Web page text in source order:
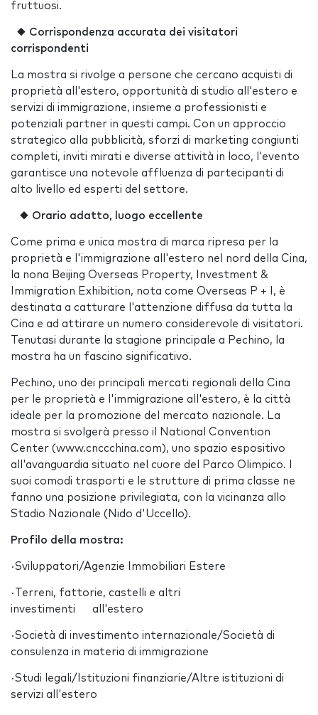
fruttuosi.
◆ Corrispondenza accurata dei visitatori
corrispondenti
La mostra si rivolge a persone che cercano acquisti di
proprietà all'estero, opportunità di studio all'estero e
servizi di immigrazione, insieme a professionisti e
potenziali partner in questi campi. Con un approccio
strategico alla pubblicità, sforzi di marketing congiunti
completi, inviti mirati e diverse attività in loco, l'evento
garantisce una notevole affluenza di partecipanti di
alto livello ed esperti del settore.
◆ Orario adatto, luogo eccellente
Come prima e unica mostra di marca ripresa per la
proprietà e l'immigrazione all'estero nel nord della Cina,
la nona Beijing Overseas Property, Investment &
Immigration Exhibition, nota come Overseas P + I, è
destinata a catturare l'attenzione diffusa da tutta la
Cina e ad attirare un numero considerevole di visitatori.
Tenutasi durante la stagione principale a Pechino, la
mostra ha un fascino significativo.
Pechino, uno dei principali mercati regionali della Cina
per le proprietà e l'immigrazione all'estero, è la città
ideale per la promozione del mercato nazionale. La
mostra si svolgerà presso il National Convention
Center (www.cnccchina.com), uno spazio espositivo
all'avanguardia situato nel cuore del Parco Olimpico. I
suoi comodi trasporti e le strutture di prima classe ne
fanno una posizione privilegiata, con la vicinanza allo
Stadio Nazionale (Nido d'Uccello).
Profilo della mostra:
·Sviluppatori/Agenzie Immobiliari Estere
·Terreni, fattorie, castelli e altri
investimenti all'estero
·Società di investimento internazionale/Società di
consulenza in materia di immigrazione
·Studi legali/Istituzioni finanziarie/Altre istituzioni di
servizi all'estero